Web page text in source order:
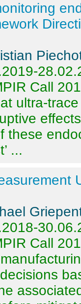
Call
ultra-
these
...
Call